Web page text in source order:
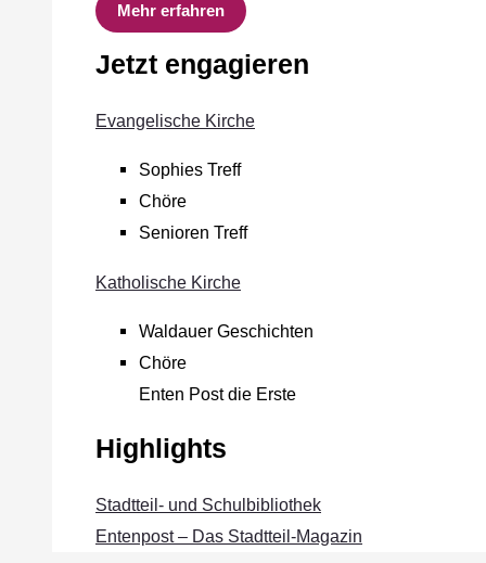
Mehr erfahren
Jetzt engagieren
Evangelische Kirche
Sophies Treff
Chöre
Senioren Treff
Katholische Kirche
Waldauer Geschichten
Chöre
Enten Post die Erste
Highlights
Stadtteil- und Schulbibliothek
Entenpost – Das Stadtteil-Magazin